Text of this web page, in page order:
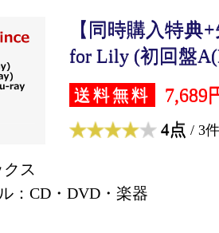
【同時購入特典
for Lily (初回盤
送料無料 7,689
4点 / 3件
ス
：CD・DVD・楽器